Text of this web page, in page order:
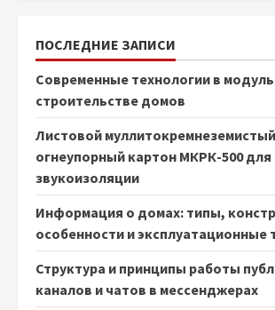
ПОСЛЕДНИЕ ЗАПИСИ
Современные технологии в
строительстве домов
Листовой муллитокремнеземистый
огнеупорный картон МКРК-500 для
звукоизоляции
Информация о домах: типы,
особенности и эксплуатационные
Структура и принципы работы
каналов и чатов в мессенджерах